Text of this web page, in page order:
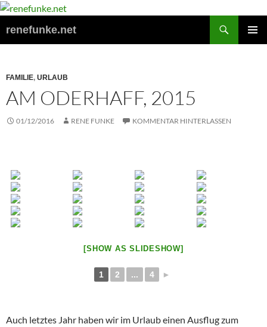
Zum
springen
renefunke.net
FAMILIE, URLAUB
AM ODERHAFF, 2015
01/12/2016 RENE FUNKE KOMMENTAR HINTERLASSEN
[SHOW AS SLIDESHOW]
1 2 ... 4 ►
Auch letztes Jahr haben wir im Urlaub einen Ausflug zum